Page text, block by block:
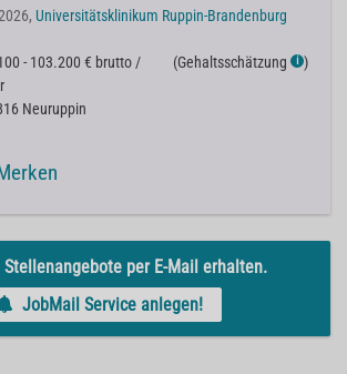
Universitätsklinikum Ruppin-Brandenburg
- 103.200 € brutto /
(Gehaltsschätzung ℹ )
Neuruppin
Stellenangebote per E-Mail erhalten.
JobMail Service anlegen!